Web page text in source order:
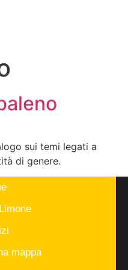
sui temi legati a
di genere.
mappa